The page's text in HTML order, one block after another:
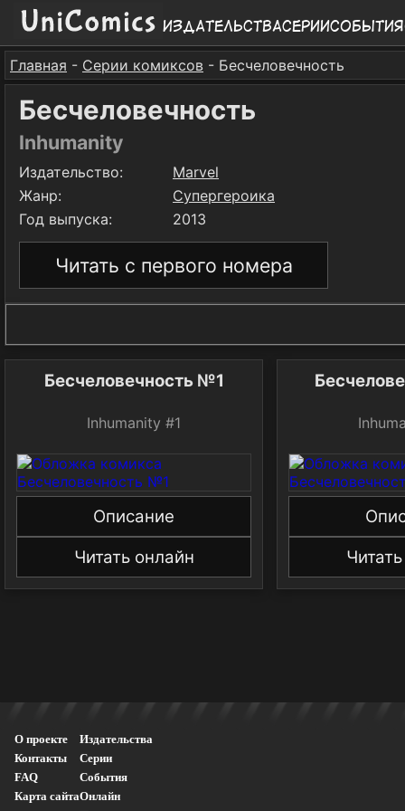
ИздательстваСерииСобытия
Главная - Серии комиксов - Бесчеловечность
Бесчеловечность
Inhumanity
Издательство:
Marvel
Жанр:
Супергероика
Год выпуска:
2013
Читать с первого номера
Бесчеловечность №1
Inhumanity #1
Описание
Читать онлайн
О проекте
Контакты
FAQ
Карта сайта
Издательства
Серии
События
Онлайн